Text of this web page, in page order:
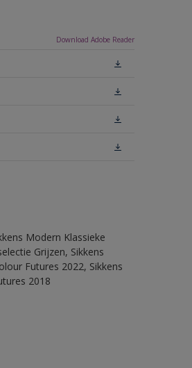
Download Adobe Reader
Modern Klassieke
Grijzen, Sikkens
Futures 2022, Sikkens
2018